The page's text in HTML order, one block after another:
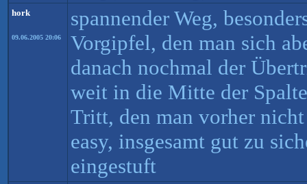
hork
09.06.2005 20:06
spannender Weg,
Vorgipfel, den man sich
danach nochmal der
weit in die Mitte der
Tritt, den man vorher
easy, insgesamt gut zu
eingestuft